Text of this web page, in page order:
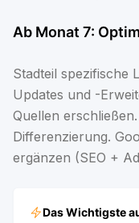
Ab Monat 7:
Stadteil spezifische
Updates und -
Quellen
Differenzierung.
ergänzen (SEO +
Das Wichtigste